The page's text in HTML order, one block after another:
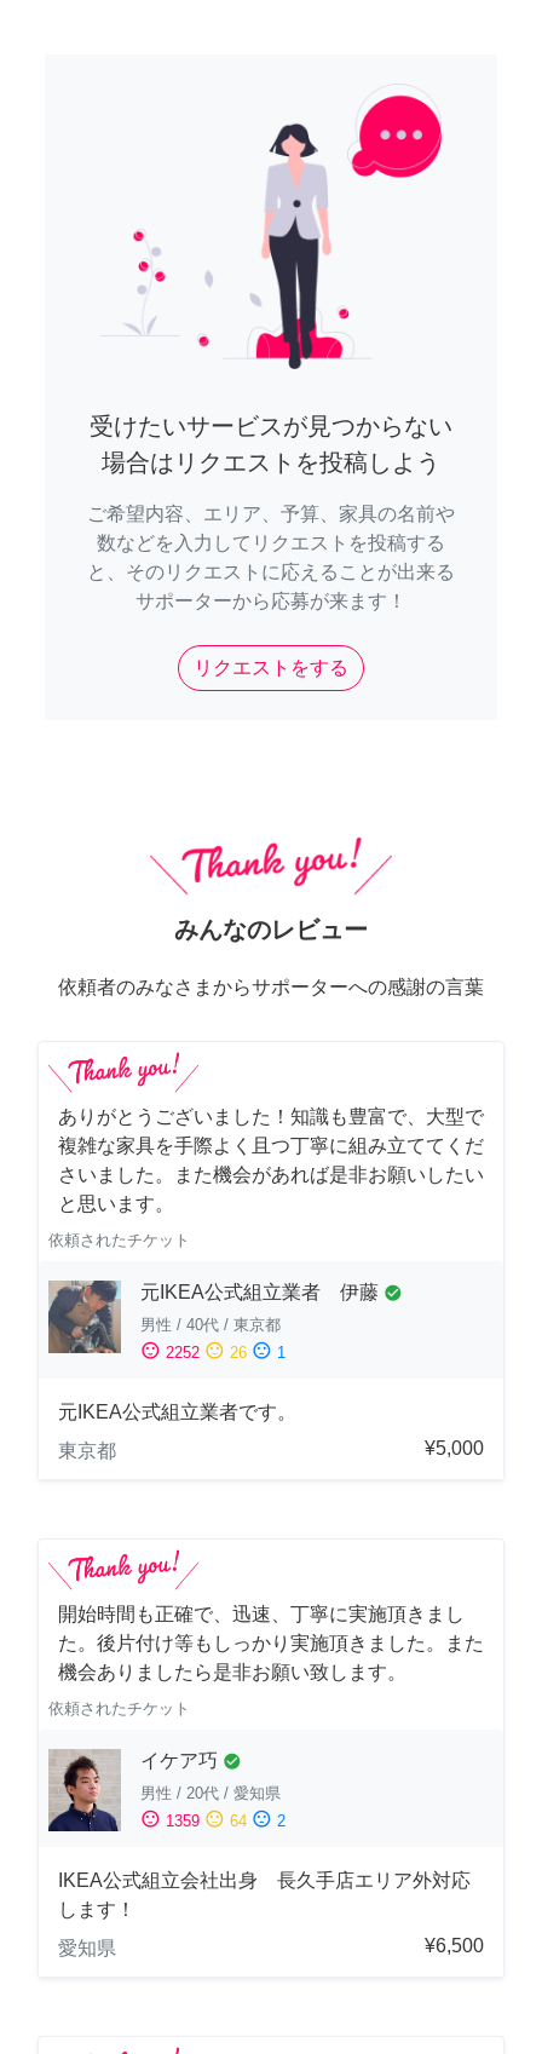
受けたいサービスが見つからない
場合はリクエストを投稿しよう
ご希望内容、エリア、予算、家具の名前や
数などを入力してリクエストを投稿する
と、そのリクエストに応えることが出来る
サポーターから応募が来ます！
リクエストをする
みんなのレビュー
依頼者のみなさまからサポーターへの感謝の言葉
ありがとうございました！知識も豊富で、大型で
複雑な家具を手際よく且つ丁寧に組み立ててくだ
さいました。また機会があれば是非お願いしたい
と思います。
依頼されたチケット
元IKEA公式組立業者 伊藤 check_circle
男性 / 40代 / 東京都
sentiment_satisfied 2252 sentiment_neutral 26 sentiment_dissatisfied 1
元IKEA公式組立業者です。
東京都
¥5,000
開始時間も正確で、迅速、丁寧に実施頂きまし
た。後片付け等もしっかり実施頂きました。また
機会ありましたら是非お願い致します。
依頼されたチケット
イケア巧 check_circle
男性 / 20代 / 愛知県
sentiment_satisfied 1359 sentiment_neutral 64 sentiment_dissatisfied 2
IKEA公式組立会社出身 長久手店エリア外対応
します！
愛知県
¥6,500